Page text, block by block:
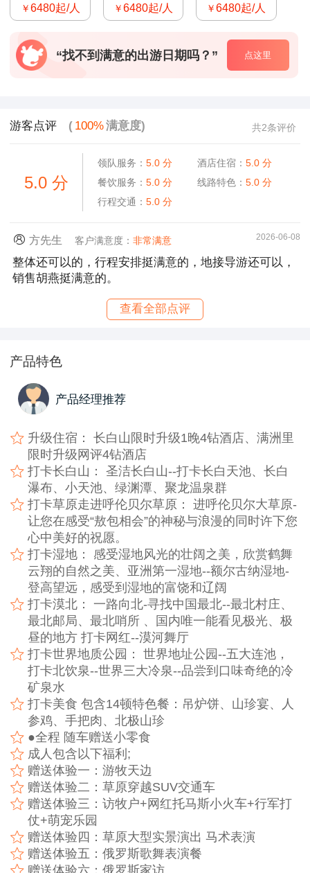
￥6480起/人 ￥6480起/人 ￥6480起/人
“找不到满意的出游日期吗？” 点这里
游客点评 ( 100%满意度) 共2条评价
5.0分
领队服务：5.0 分 酒店住宿：5.0 分
餐饮服务：5.0 分 线路特色：5.0 分
行程交通：5.0 分
方先生 客户满意度：非常满意 2026-06-08
整体还可以的，行程安排挺满意的，地接导游还可以，
销售胡燕挺满意的。
查看全部点评
产品特色
产品经理推荐
升级住宿： 长白山限时升级1晚4钻酒店、满洲里
限时升级网评4钻酒店
打卡长白山： 圣洁长白山--打卡长白天池、长白
瀑布、小天池、绿渊潭、聚龙温泉群
打卡草原走进呼伦贝尔草原： 进呼伦贝尔大草原-
让您在感受“敖包相会”的神秘与浪漫的同时许下您
心中美好的祝愿。
打卡湿地： 感受湿地风光的壮阔之美，欣赏鹤舞
云翔的自然之美、亚洲第一湿地--额尔古纳湿地-
登高望远，感受到湿地的富饶和辽阔
打卡漠北： 一路向北-寻找中国最北--最北村庄、
最北邮局、最北哨所 、国内唯一能看见极光、极
昼的地方 打卡网红--漠河舞厅
打卡世界地质公园： 世界地址公园--五大连池，
打卡北饮泉--世界三大冷泉--品尝到口味奇绝的冷
矿泉水
打卡美食 包含14顿特色餐：吊炉饼、山珍宴、人
参鸡、手把肉、北极山珍
●全程 随车赠送小零食
成人包含以下福利;
赠送体验一：游牧天边
赠送体验二：草原穿越SUV交通车
赠送体验三：访牧户+网红托马斯小火车+行军打
仗+萌宠乐园
赠送体验四：草原大型实景演出 马术表演
赠送体验五：俄罗斯歌舞表演餐